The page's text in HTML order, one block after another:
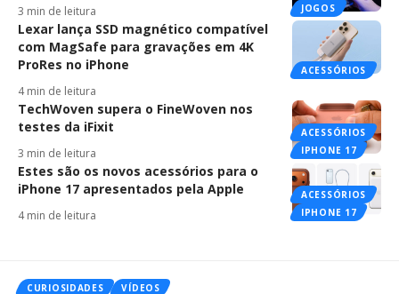
JOGOS
3 min de leitura
ACESSÓRIOS
Lexar lança SSD magnético compatível
com MagSafe para gravações em 4K
ProRes no iPhone
4 min de leitura
ACESSÓRIOS
IPHONE 17
TechWoven supera o FineWoven nos
testes da iFixit
3 min de leitura
ACESSÓRIOS
IPHONE 17
Estes são os novos acessórios para o
iPhone 17 apresentados pela Apple
4 min de leitura
CURIOSIDADES VÍDEOS